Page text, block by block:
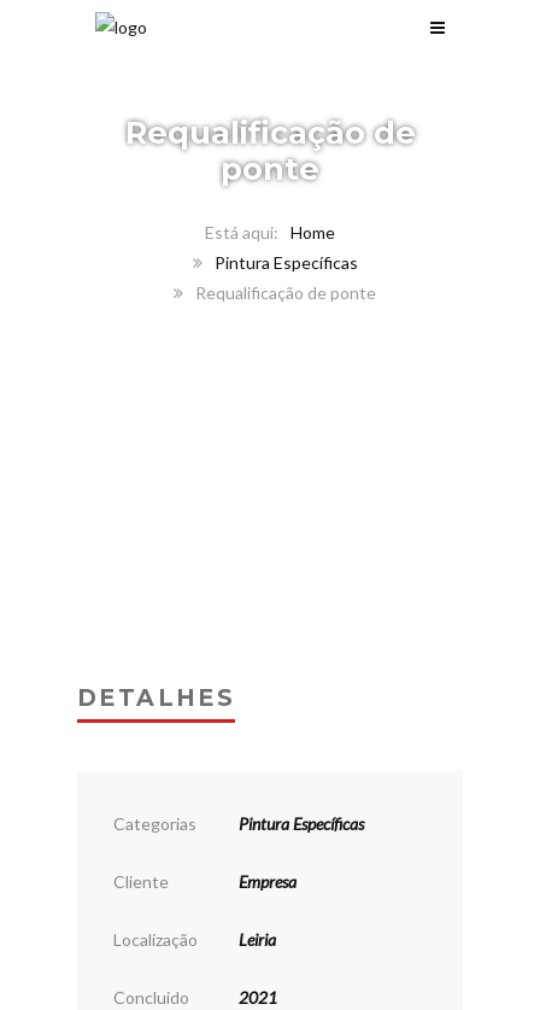
Requalificação de
ponte
Home
Pintura Específicas
Requalificação de ponte
DETALHES
Categorias Pintura Específicas
Cliente Empresa
Localização Leiria
Concluido 2021